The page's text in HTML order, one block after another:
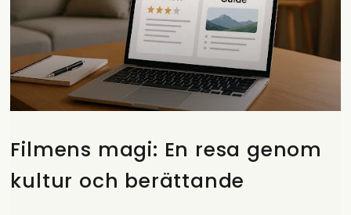
Filmens magi: En resa genom
kultur och berättande